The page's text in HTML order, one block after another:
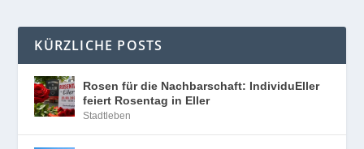
KÜRZLICHE POSTS
Rosen für die Nachbarschaft: IndividuEller
feiert Rosentag in Eller
Stadtleben